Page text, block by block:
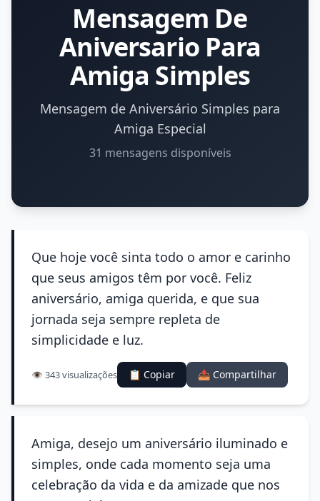
Mensagem De
Aniversario Para
Amiga Simples
Mensagem de Aniversário Simples para
Amiga Especial
31 mensagens disponíveis
Que hoje você sinta todo o amor e carinho
que seus amigos têm por você. Feliz
aniversário, amiga querida, e que sua
jornada seja sempre repleta de
simplicidade e luz.
👁️ 343 visualizações 📋 Copiar 📤 Compartilhar
Amiga, desejo um aniversário iluminado e
simples, onde cada momento seja uma
celebração da vida e da amizade que nos